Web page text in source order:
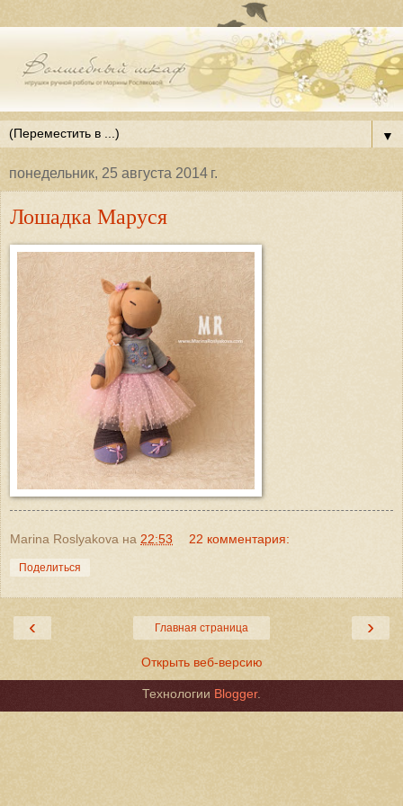
▼
понедельник, 25 августа 2014 г.
Лошадка Маруся
Marina Roslyakova на 22:53 22 комментария:
Поделиться
‹ ›
Главная страница
Открыть веб-версию
Технологии Blogger.